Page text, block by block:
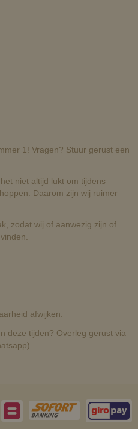
1! Vragen? Stuur gerust een
niet altijd lukt om tijdens
Daarom zijn wij ruimer
zodat wij of aanwezig zijn of
afwijken.
deze tijden? Overleg gerust via